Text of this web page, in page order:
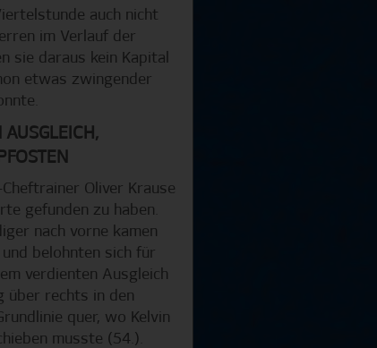
auch nicht
im Verlauf der
sie daraus kein Kapital
etwas zwingender
Oliver Krause
gefunden zu haben.
nach vorne kamen
belohnten sich für
verdienten Ausgleich
über rechts in den
quer, wo Kelvin
musste (54.).